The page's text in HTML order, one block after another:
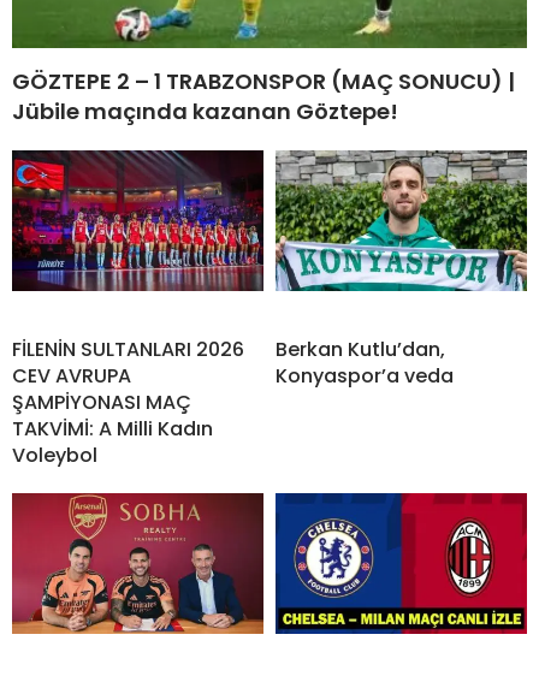
GÖZTEPE 2 – 1 TRABZONSPOR (MAÇ SONUCU) |
Jübile maçında kazanan Göztepe!
FİLENİN SULTANLARI 2026
CEV AVRUPA
ŞAMPİYONASI MAÇ
TAKVİMİ: A Milli Kadın
Voleybol
Berkan Kutlu’dan,
Konyaspor’a veda